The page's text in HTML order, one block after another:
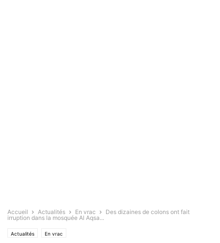
Accueil Actualités En vrac
Des dizaines de colons ont fait
irruption dans la mosquée Al Aqsa...
Actualités En vrac